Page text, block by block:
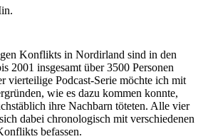
Konflikts in Nordirland sind in den
2001 insgesamt über 3500 Personen
vierteilige Podcast-Serie möchte ich mit
wie es dazu kommen konnte,
ihre Nachbarn töteten. Alle vier
dabei chronologisch mit verschiedenen
befassen.